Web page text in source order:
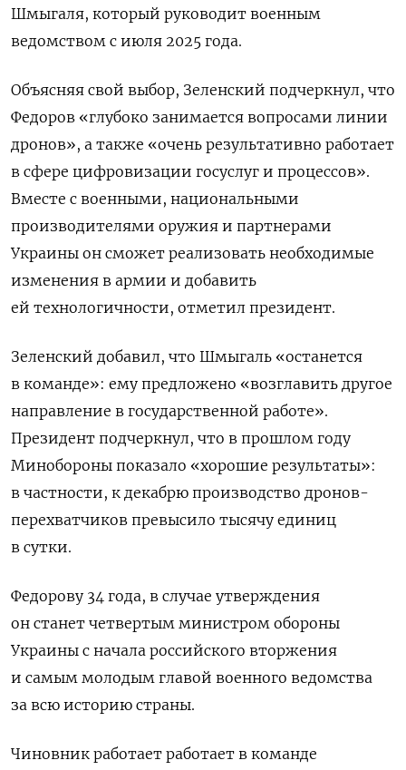
Шмыгаля, который руководит военным
ведомством с июля 2025 года.
Объясняя свой выбор, Зеленский подчеркнул, что
Федоров «глубоко занимается вопросами линии
дронов», а также «очень результативно работает
в сфере цифровизации госуслуг и процессов».
Вместе с военными, национальными
производителями оружия и партнерами
Украины он сможет реализовать необходимые
изменения в армии и добавить
ей технологичности, отметил президент.
Зеленский добавил, что Шмыгаль «останется
в команде»: ему предложено «возглавить другое
направление в государственной работе».
Президент подчеркнул, что в прошлом году
Минобороны показало «хорошие результаты»:
в частности, к декабрю производство дронов-
перехватчиков превысило тысячу единиц
в сутки.
Федорову 34 года, в случае утверждения
он станет четвертым министром обороны
Украины с начала российского вторжения
и самым молодым главой военного ведомства
за всю историю страны.
Чиновник работает работает в команде